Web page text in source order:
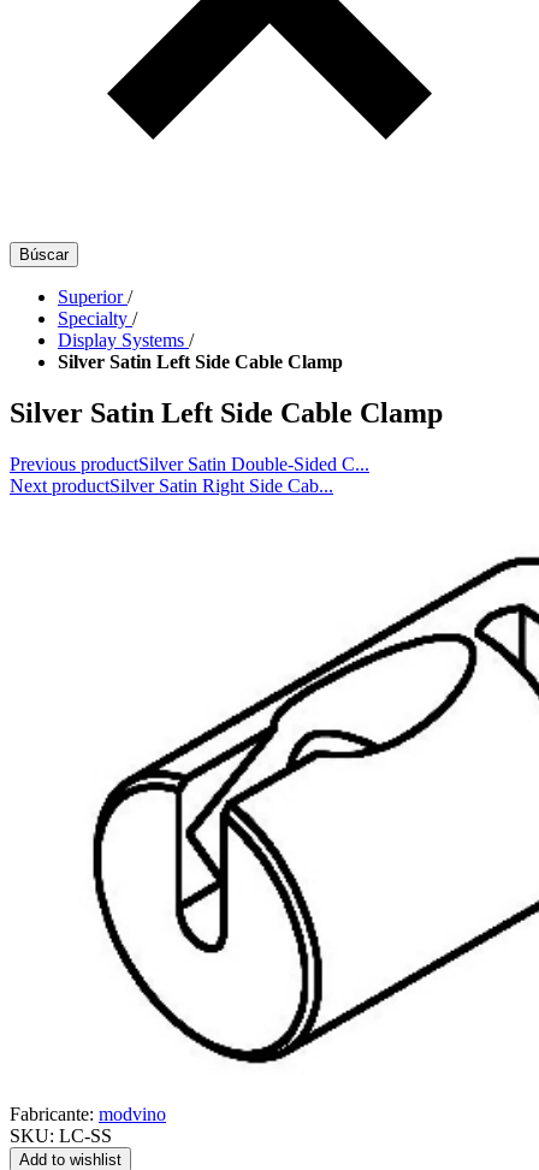
Búscar
Superior /
Specialty /
Display Systems /
Silver Satin Left Side Cable Clamp
Silver Satin Left Side Cable Clamp
Previous productSilver Satin Double-Sided C...
Next productSilver Satin Right Side Cab...
Fabricante: modvino
SKU: LC-SS
Add to wishlist